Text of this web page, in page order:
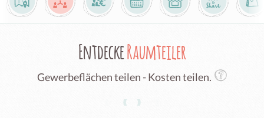
EntdeckeRaumteiler
Gewerbeflächen teilen - Kosten teilen.